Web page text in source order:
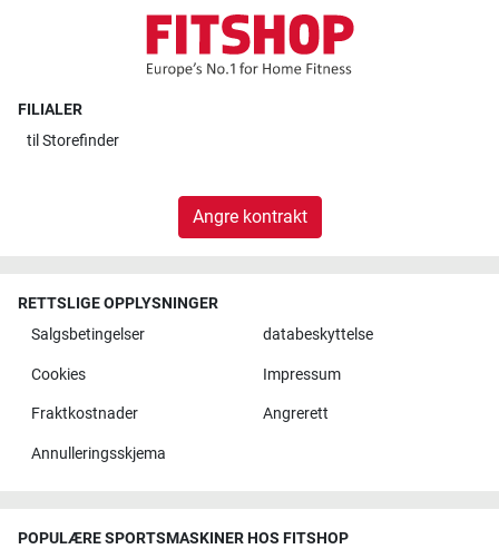
FILIALER
til Storefinder
Angre kontrakt
RETTSLIGE OPPLYSNINGER
Salgsbetingelser
databeskyttelse
Cookies Impressum
Fraktkostnader Angrerett
Annulleringsskjema
POPULÆRE SPORTSMASKINER HOS FITSHOP